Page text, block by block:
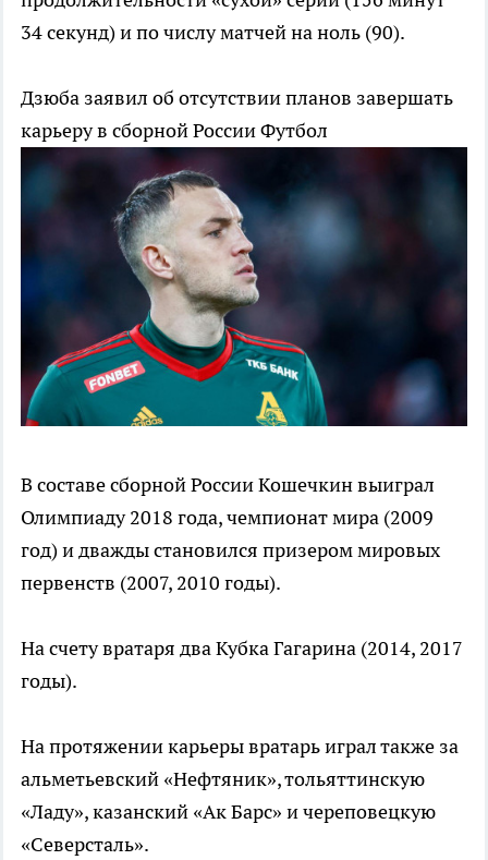
34 секунд) и по числу матчей на ноль (90).
Дзюба заявил об отсутствии планов завершать
карьеру в сборной РоссииФутбол
В составе сборной России Кошечкин выиграл
Олимпиаду 2018 года, чемпионат мира (2009
год) и дважды становился призером мировых
первенств (2007, 2010 годы).
На счету вратаря два Кубка Гагарина (2014, 2017
годы).
На протяжении карьеры вратарь играл также за
альметьевский «Нефтяник», тольяттинскую
«Ладу», казанский «Ак Барс» и череповецкую
«Северсталь».